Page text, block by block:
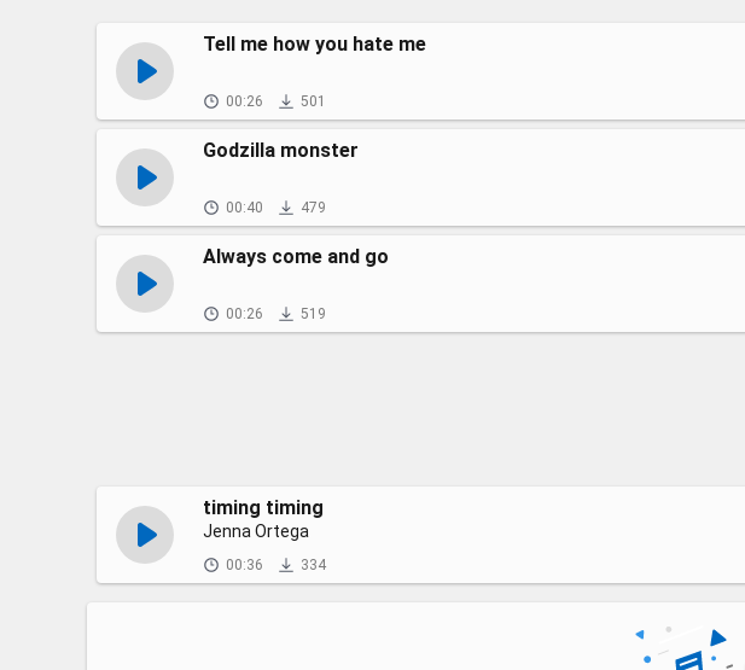
Tell me how you hate me
00:26 501
Godzilla monster
00:40 479
Always come and go
00:26 519
timing timing
Jenna Ortega
00:36 334